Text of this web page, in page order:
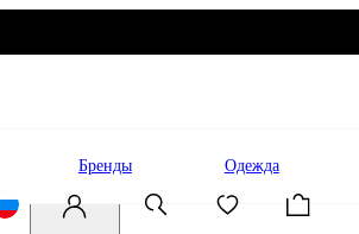
Бренды Одежда